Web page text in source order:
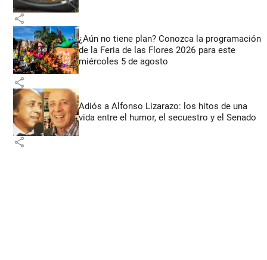
share
¿Aún no tiene plan? Conozca la programación
de la Feria de las Flores 2026 para este
miércoles 5 de agosto
share
Adiós a Alfonso Lizarazo: los hitos de una
vida entre el humor, el secuestro y el Senado
share